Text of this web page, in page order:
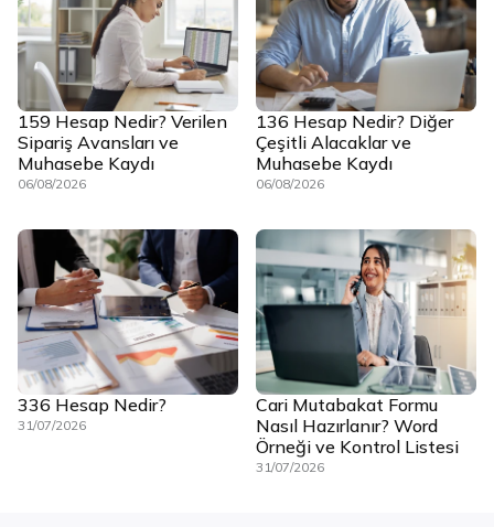
159 Hesap Nedir? Verilen
Sipariş Avansları ve
Muhasebe Kaydı
06/08/2026
136 Hesap Nedir? Diğer
Çeşitli Alacaklar ve
Muhasebe Kaydı
06/08/2026
336 Hesap Nedir?
31/07/2026
Cari Mutabakat Formu
Nasıl Hazırlanır? Word
Örneği ve Kontrol Listesi
31/07/2026